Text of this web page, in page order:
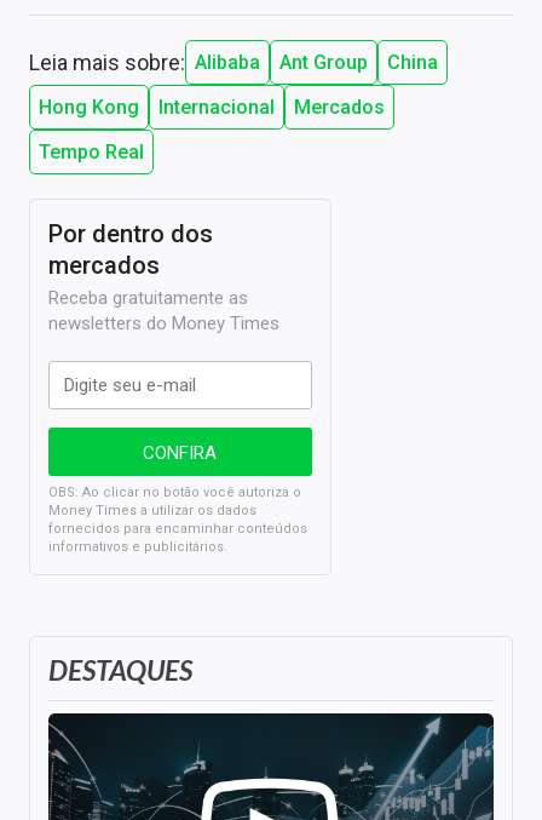
Leia mais sobre: Alibaba Ant Group
China
Hong Kong
Internacional
Mercados
Tempo Real
DESTAQUES
Por dentro dos
mercados
Receba gratuitamente as
newsletters do Money Times
OBS: Ao clicar no botão você autoriza o
Money Times a utilizar os dados
fornecidos para encaminhar conteúdos
informativos e publicitários.